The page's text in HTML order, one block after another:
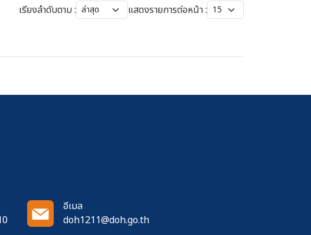
เรียงลำดับตาม : แสดงรายการต่อหน้า :
อีเมล
doh1211@doh.go.th